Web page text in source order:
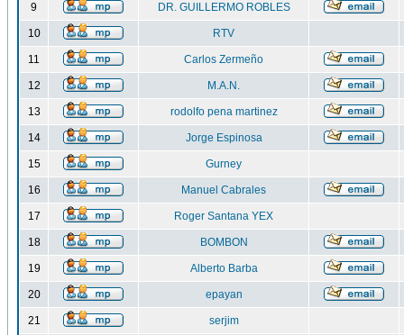
9 DR. GUILLERMO ROBLES
10 RTV
11 Carlos Zermeño
12 M.A.N.
13 rodolfo pena martinez
14 Jorge Espinosa
15 Gurney
16 Manuel Cabrales
17 Roger Santana YEX
18 BOMBON
19 Alberto Barba
20 epayan
21 serjim